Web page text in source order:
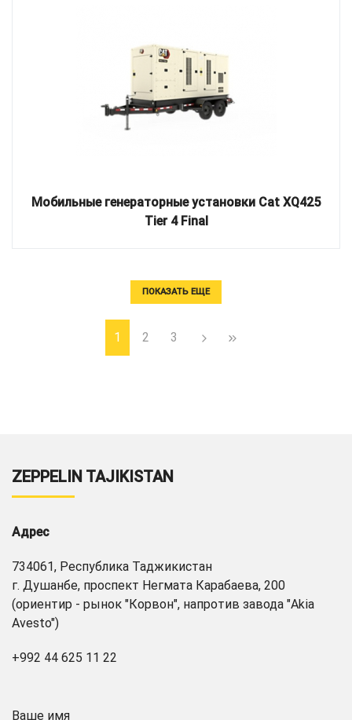
Мобильные генераторные установки Cat XQ425
Tier 4 Final
ПОКАЗАТЬ ЕЩЕ
1 2 3
ZEPPELIN TAJIKISTAN
Адрес
734061, Республика Таджикистан
г. Душанбе, проспект Негмата Карабаева, 200
(ориентир - рынок "Корвон", напротив завода "Akia
Avesto")
+992 44 625 11 22
Ваше имя